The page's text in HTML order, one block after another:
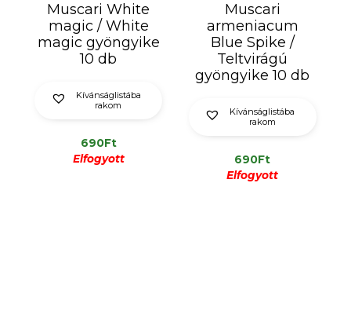
Muscari White
magic / White
magic gyöngyike
10 db
Kívánságlistába
rakom
690Ft
Elfogyott
Muscari
armeniacum
Blue Spike /
Teltvirágú
gyöngyike 10 db
Kívánságlistába
rakom
690Ft
Elfogyott